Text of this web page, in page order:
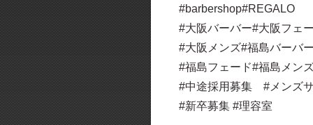
#barbershop#REGALO
#大阪バーバー#大阪フェ
#大阪メンズ#福島バーバー
#福島フェード#福島メン
#中途採用募集 #メンズ
#新卒募集 #理容室